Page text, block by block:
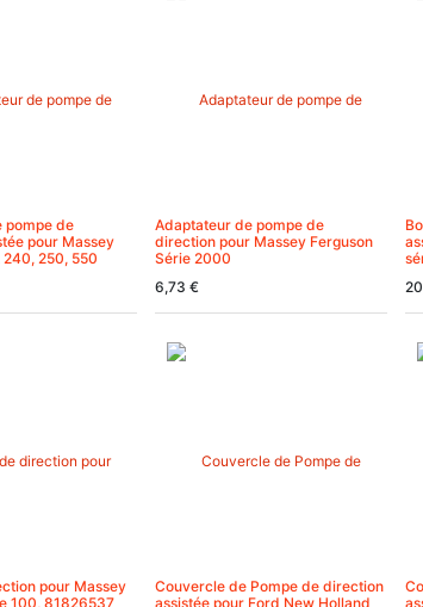
pompe de
pour Massey
240, 250, 550
Adaptateur de pompe de
direction pour Massey Ferguson
Série 2000
6,73 €
pour Massey
100, 81826537
Couvercle de Pompe de direction
assistée pour Ford New Holland